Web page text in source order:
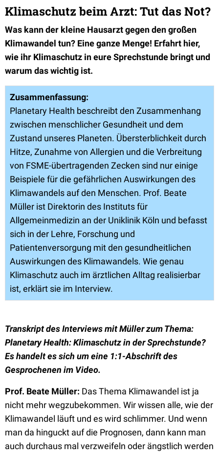
Klimaschutz beim Arzt: Tut das Not?
Was kann der kleine Hausarzt gegen den großen
Klimawandel tun? Eine ganze Menge! Erfahrt hier,
wie ihr Klimaschutz in eure Sprechstunde bringt und
warum das wichtig ist.
Zusammenfassung:
Planetary Health beschreibt den Zusammenhang
zwischen menschlicher Gesundheit und dem
Zustand unseres Planeten. Übersterblichkeit durch
Hitze, Zunahme von Allergien und die Verbreitung
von FSME-übertragenden Zecken sind nur einige
Beispiele für die gefährlichen Auswirkungen des
Klimawandels auf den Menschen. Prof. Beate
Müller ist Direktorin des Instituts für
Allgemeinmedizin an der Uniklinik Köln und befasst
sich in der Lehre, Forschung und
Patientenversorgung mit den gesundheitlichen
Auswirkungen des Klimawandels. Wie genau
Klimaschutz auch im ärztlichen Alltag realisierbar
ist, erklärt sie im Interview.
Transkript des Interviews mit Müller zum Thema:
Planetary Health: Klimaschutz in der Sprechstunde?
Es handelt es sich um eine 1:1-Abschrift des
Gesprochenen im Video.
Prof. Beate Müller: Das Thema Klimawandel ist ja
nicht mehr wegzubekommen. Wir wissen alle, wie der
Klimawandel läuft und es wird schlimmer. Und wenn
man da hinguckt auf die Prognosen, dann kann man
auch durchaus mal verzweifeln oder ängstlich werden